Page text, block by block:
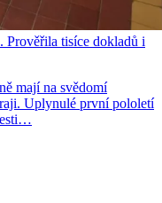
tisíce dokladů i
mají na svědomí
Uplynulé první pololetí